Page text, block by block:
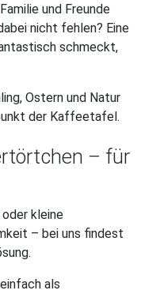
und Freunde
nicht fehlen? Eine
schmeckt,
Ostern und Natur
der Kaffeetafel.
– für
kleine
– bei uns findest
als